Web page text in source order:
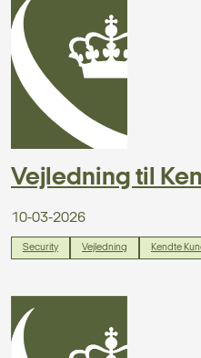
Vejledning til
10-03-2026
Security Vejledning Kendte